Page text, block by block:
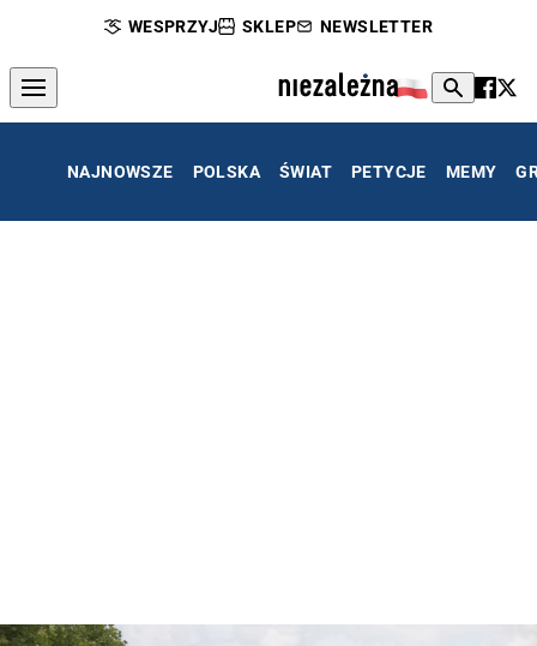
WESPRZYJ SKLEP NEWSLETTER
NAJNOWSZE POLSKA ŚWIAT PETYCJE MEMY